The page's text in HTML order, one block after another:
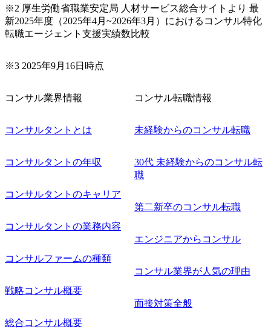
※2 厚生労働省職業安定局 人材サービス総合サイトより 最
新2025年度（2025年4月~2026年3月）におけるコンサル特化
転職エージェント支援実績数比較
※3 2025年9月16日時点
コンサル業界情報
コンサルタントとは
コンサルタントの年収
コンサルタントのキャリア
コンサルタントの業務内容
コンサルファームの種類
戦略コンサル概要
総合コンサル概要
コンサル転職情報
未経験からのコンサル転職
30代 未経験からのコンサル転
職
第二新卒のコンサル転職
エンジニアからコンサル
コンサル業界が人気の理由
面接対策全般